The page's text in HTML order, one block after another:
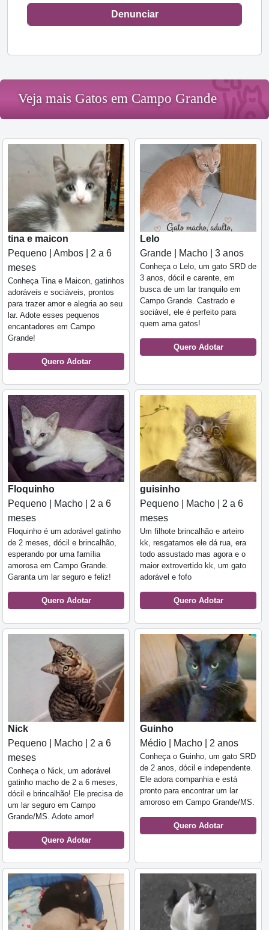
Denunciar
Veja mais Gatos em Campo Grande
tina e maicon
Pequeno | Ambos | 2 a 6
meses
Conheça Tina e Maicon, gatinhos
adoráveis e sociáveis, prontos
para trazer amor e alegria ao seu
lar. Adote esses pequenos
encantadores em Campo
Grande!
Quero Adotar
Lelo
Grande | Macho | 3 anos
Conheça o Lelo, um gato SRD de
3 anos, dócil e carente, em
busca de um lar tranquilo em
Campo Grande. Castrado e
sociável, ele é perfeito para
quem ama gatos!
Quero Adotar
Floquinho
Pequeno | Macho | 2 a 6
meses
Floquinho é um adorável gatinho
de 2 meses, dócil e brincalhão,
esperando por uma família
amorosa em Campo Grande.
Garanta um lar seguro e feliz!
Quero Adotar
guisinho
Pequeno | Macho | 2 a 6
meses
Um filhote brincalhão e arteiro
kk, resgatamos ele dá rua, era
todo assustado mas agora e o
maior extrovertido kk, um gato
adorável e fofo
Quero Adotar
Nick
Pequeno | Macho | 2 a 6
meses
Conheça o Nick, um adorável
gatinho macho de 2 a 6 meses,
dócil e brincalhão! Ele precisa de
um lar seguro em Campo
Grande/MS. Adote amor!
Quero Adotar
Guinho
Médio | Macho | 2 anos
Conheça o Guinho, um gato SRD
de 2 anos, dócil e independente.
Ele adora companhia e está
pronto para encontrar um lar
amoroso em Campo Grande/MS.
Quero Adotar